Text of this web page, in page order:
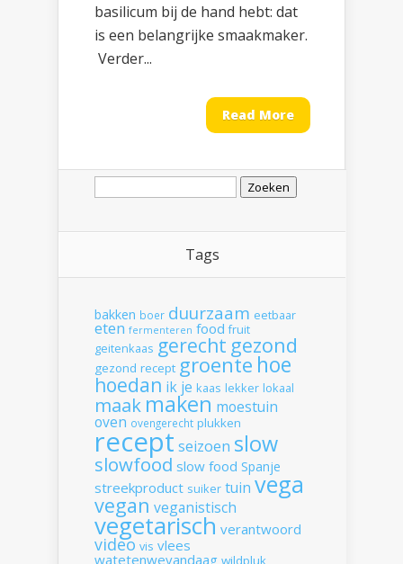
basilicum bij de hand hebt: dat
is een belangrijke smaakmaker.
Verder...
Read More
Zoeken
Tags
bakken boer duurzaam eetbaar
eten fermenteren food fruit
geitenkaas gerecht gezond
gezond recept groente hoe
hoedan ik je kaas lekker lokaal
maak maken moestuin
oven ovengerecht plukken
recept seizoen slow
slowfood slow food Spanje
streekproduct suiker tuin vega
vegan veganistisch
vegetarisch verantwoord
video vis vlees
watetenwevandaag wildpluk